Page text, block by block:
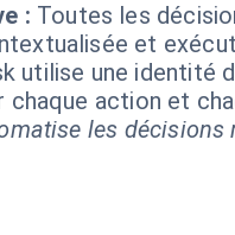
: Toutes les
et
utilise une identité
action et
les